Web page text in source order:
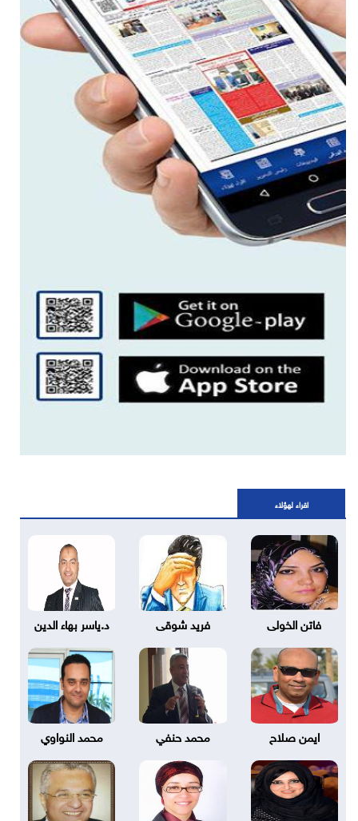
اقراء لهؤلاء
فاتن الخولى فريد شوقى د.ياسر بهاء الدين
ايمن صلاح محمد حنفي محمد النواوي